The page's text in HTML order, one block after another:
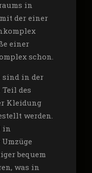
in
der einer
einer
schon.
sind in der
des
Kleidung
werden.
in
bequem
was in